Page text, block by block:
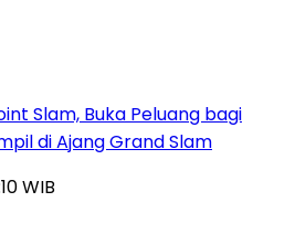
Slam, Buka Peluang bagi
di Ajang Grand Slam
WIB